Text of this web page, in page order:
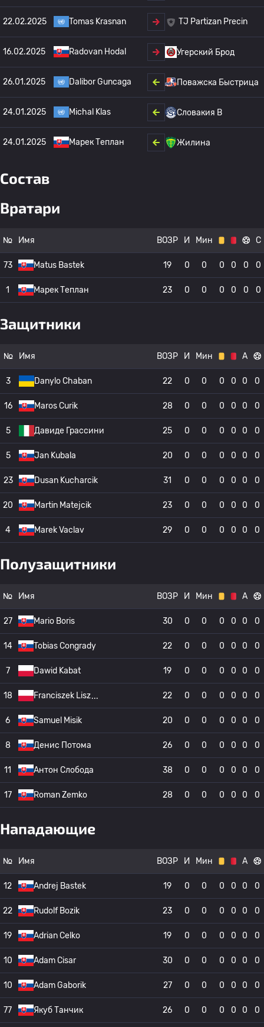
22.02.2025 Tomas Krasnan TJ Partizan Precin
16.02.2025 Radovan Hodal Угерский Брод
26.01.2025 Dalibor Guncaga Поважска Быстрица
24.01.2025 Michal Klas Словакия B
24.01.2025 Марек Теплан Жилина
Состав
Вратари
№ Имя ВОЗР И Мин С
73 Matus Bastek 19 0 0 0 0 0 0
1 Марек Теплан 23 0 0 0 0 0 0
Защитники
№ Имя ВОЗР И Мин А
3 Danylo Chaban 22 0 0 0 0 0 0
16 Maros Curik 28 0 0 0 0 0 0
5 Давиде Грассини 25 0 0 0 0 0 0
5 Jan Kubala 20 0 0 0 0 0 0
23 Dusan Kucharcik 31 0 0 0 0 0 0
20 Martin Matejcik 23 0 0 0 0 0 0
4 Marek Vaclav 29 0 0 0 0 0 0
Полузащитники
№ Имя ВОЗР И Мин А
27 Mario Boris 30 0 0 0 0 0 0
14 Tobias Congrady 22 0 0 0 0 0 0
7 Dawid Kabat 19 0 0 0 0 0 0
18 Franciszek Lisz 22 0 0 0 0 0 0
6 Samuel Misik 20 0 0 0 0 0 0
8 Денис Потома 26 0 0 0 0 0 0
11 Антон Слобода 38 0 0 0 0 0 0
17 Roman Zemko 28 0 0 0 0 0 0
Нападающие
№ Имя ВОЗР И Мин А
12 Andrej Bastek 19 0 0 0 0 0 0
22 Rudolf Bozik 23 0 0 0 0 0 0
19 Adrian Celko 19 0 0 0 0 0 0
10 Adam Cisar 30 0 0 0 0 0 0
10 Adam Gaborik 27 0 0 0 0 0 0
77 Якуб Танчик 26 0 0 0 0 0 0